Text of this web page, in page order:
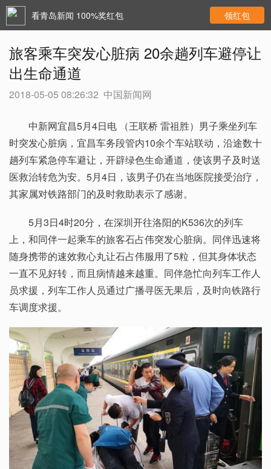
看青岛新闻 100%奖红包 领红包
旅客乘车突发心脏病 20余趟列车避停让
出生命通道
2018-05-05 08:26:32 中国新闻网
中新网宜昌5月4日电 （王联桥 雷祖胜）男子乘坐列车
时突发心脏病，宜昌车务段管内10余个车站联动，沿途数十
趟列车紧急停车避让，开辟绿色生命通道，使该男子及时送
医救治转危为安。5月4日，该男子仍在当地医院接受治疗，
其家属对铁路部门的及时救助表示了感谢。
5月3日4时20分，在深圳开往洛阳的K536次的列车
上，和同伴一起乘车的旅客石占伟突发心脏病。同伴迅速将
随身携带的速效救心丸让石占伟服用了5粒，但其身体状态
一直不见好转，而且病情越来越重。同伴急忙向列车工作人
员求援，列车工作人员通过广播寻医无果后，及时向铁路行
车调度求援。